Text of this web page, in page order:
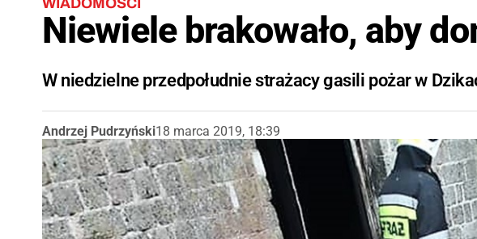
WIADOMOŚCI
Niewiele brakowało, aby
W niedzielne przedpołudnie strażacy gasili pożar w
Andrzej Pudrzyński18 marca 2019, 18:39